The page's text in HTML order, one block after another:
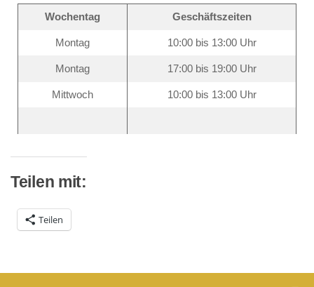
Wochentag Geschäftszeiten
Montag 10:00 bis 13:00 Uhr
Montag 17:00 bis 19:00 Uhr
Mittwoch 10:00 bis 13:00 Uhr
Teilen mit:
Teilen